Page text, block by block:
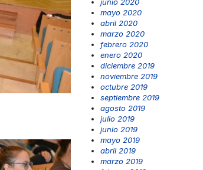
mayo 2020
abril 2020
marzo 2020
febrero 2020
enero 2020
diciembre 2019
noviembre 2019
octubre 2019
septiembre 2019
agosto 2019
julio 2019
junio 2019
mayo 2019
abril 2019
marzo 2019